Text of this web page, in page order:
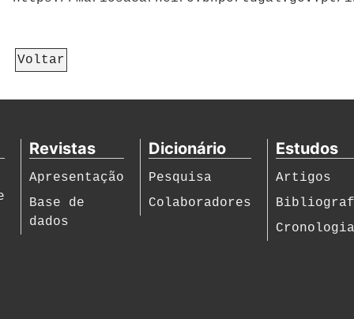
Voltar
Revistas
Apresentação
Base de
dados
Dicionário
Pesquisa
Colaboradores
Estudos
Artigos